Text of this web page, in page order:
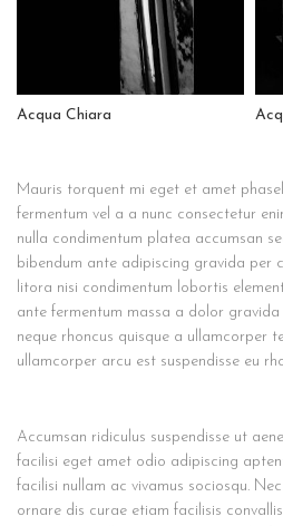
Acqua Chiara
Mauris torquent mi eget et amet
fermentum vel a a nunc consectetur
nulla condimentum platea accumsan
bibendum ante adipiscing gravida per
litora nisi condimentum lobortis
ante fermentum massa a dolor
neque rhoncus quisque a ullamcorper
ullamcorper arcu est suspendisse eu
Accumsan ridiculus suspendisse ut
facilisi eget amet odio adipiscing
facilisi nullam ac vivamus sociosqu.
ornare dis curae etiam facilisis